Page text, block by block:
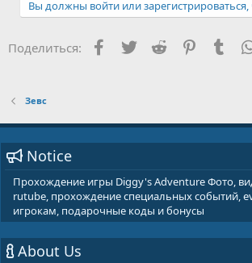
Вы должны войти или зарегистрироваться,
Поделиться: Facebook
Twitter Reddit Pinterest
Зевс
Notice
Прохождение игры Diggy's Adventure Фото,
rutube, прохождение специальных событий,
игрокам, подарочные коды и бонусы
About Us